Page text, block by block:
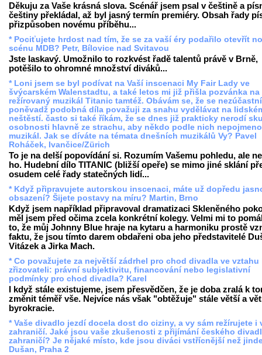
Děkuju za Vaše krásná slova. Scénář jsem psal v češtině a
češtiny překládal, až byl jasný termín premiéry. Obsah řady
přizpůsoben novému příběhu...
* Pociťujete hrdost nad tím, že se za vaší éry podařilo otevřít
scénu MDB? Petr, Bílovice nad Svitavou
Jste laskavý. Umožnilo to rozkvést řadě talentů právě v Brně,
potěšilo to ohromné množství diváků...
* Loni jsem se byl podívat na Vaší inscenaci My Fair Lady ve
švýcarském Walenstadtu, a také letos mi již přišla pozvánka na
režírovaný muzikál Titanic tamtéž. Obávám se, že se
poněvadž podobná díla považuji za snahu vydělávat na
neštěstí. často si také říkám, že se dnes již prakticky nerodí
osobnosti hlavně ze strachu, aby někdo podle nich
muzikál. Jak se díváte na témata dnešních muzikálů Vy? Pavel
Roháček, Ivančice/Zürich
To je na delší popovídání si. Rozumím Vašemu pohledu, ale
ho. Hudební dílo TITANIC (bližší opeře) se mimo jiné sklání
osudem celé řady statečných lidí...
* Když připravujete autorskou inscenaci, máte už dopředu
obsazení? Šijete postavy na míru? Martin, Brno
Když jsem například připravoval dramatizaci Skleněného
měl jsem před očima zcela konkrétní kolegy. Velmi mi to
to, že můj Johnny Blue hraje na kytaru a harmoniku prostě
faktu, že jsou tímto darem obdařeni oba jeho představitelé
Vitázek a Jirka Mach.
* Co považujete za největší zádrhel pro chod divadla ve vztahu
zřizovateli: právní subjektivitu, financování nebo legislativní
podmínky pro chod divadla? Karel
I když stále existujeme, jsem přesvědčen, že je doba zralá k
změnit téměř vše. Nejvíce nás však "obtěžuje" stále větší a
byrokracie.
* Vaše divadlo jezdí docela dost do ciziny, a vy sám režírujete i
zahraničí. Jaké jsou vaše zkušenosti z přijímání českého
zahraničí? Je nějaké místo, kde jsou diváci vstřícnější než
Dušan, Praha 2